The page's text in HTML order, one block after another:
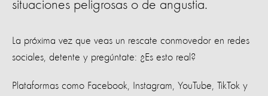
situaciones peligrosas o de angustia.
La próxima vez que veas un rescate conmovedor en redes
sociales, detente y pregúntate: ¿Es esto real?
Plataformas como Facebook, Instagram, YouTube, TikTok y